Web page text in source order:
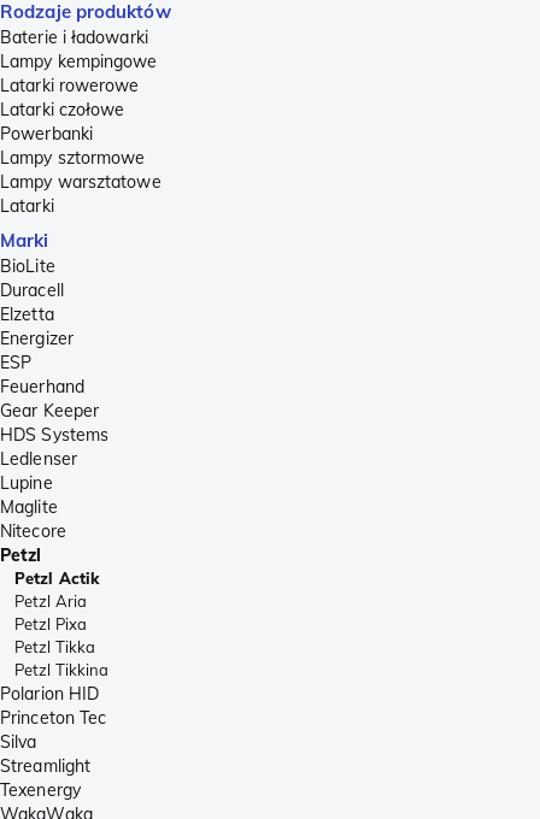
Rodzaje produktów
Baterie i ładowarki
Lampy kempingowe
Latarki rowerowe
Latarki czołowe
Powerbanki
Lampy sztormowe
Lampy warsztatowe
Latarki
Marki
BioLite
Duracell
Elzetta
Energizer
ESP
Feuerhand
Gear Keeper
HDS Systems
Ledlenser
Lupine
Maglite
Nitecore
Petzl
Petzl Actik
Petzl Aria
Petzl Pixa
Petzl Tikka
Petzl Tikkina
Polarion HID
Princeton Tec
Silva
Streamlight
Texenergy
WakaWaka